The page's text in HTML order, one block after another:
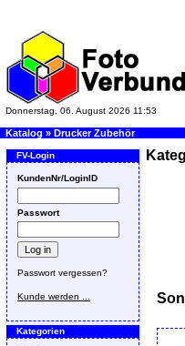
Donnerstag, 06. August 2026 11:53
Katalog » Drucker Zubehör
FV-Login
KundenNr/LoginID
Passwort
Passwort vergessen?
Kunde werden ...
Kategorien